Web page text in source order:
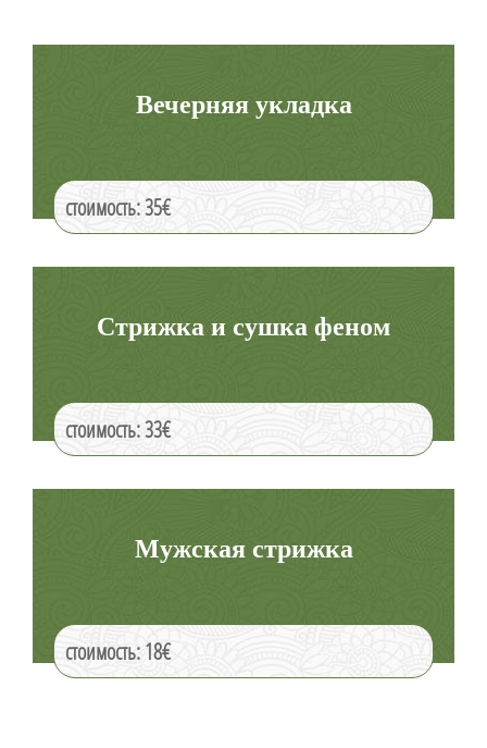
Вечерняя укладка
стоимость: 35€
Стрижка и сушка феном
стоимость: 33€
Мужская стрижка
стоимость: 18€